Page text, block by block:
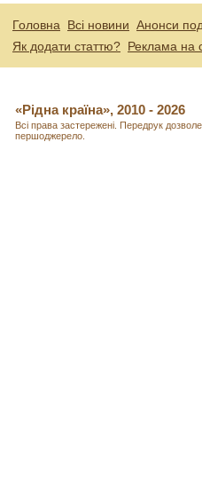
Головна Всі новини Анонси
Як додати статтю? Реклама на
«Рідна країна», 2010 - 2026
Всі права застережені. Передрук
першоджерело.